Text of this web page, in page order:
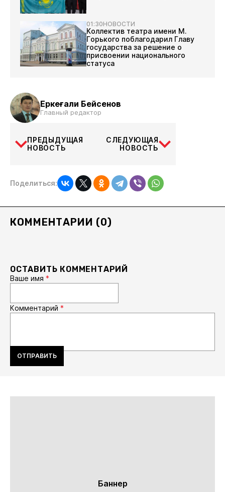
01:30НОВОСТИ
Коллектив театра имени М.
Горького поблагодарил Главу
государства за решение о
присвоении национального
статуса
Еркеғали Бейсенов
Главный редактор
ПРЕДЫДУЩАЯ
НОВОСТЬ
СЛЕДУЮЩАЯ
НОВОСТЬ
Поделиться:
КОММЕНТАРИИ (0)
ОСТАВИТЬ КОММЕНТАРИЙ
Ваше имя *
Комментарий *
ОТПРАВИТЬ
Баннер